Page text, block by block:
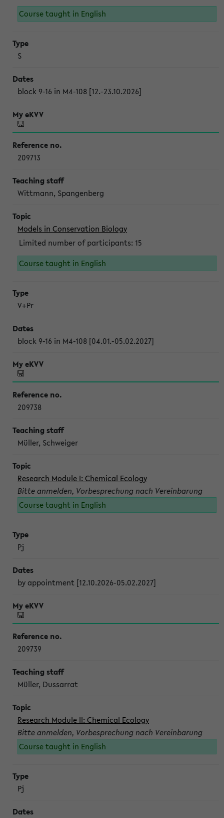
Course taught in English
S
block 9-16 in M4-108 [12.-23.10.2026]
209713
Wittmann, Spangenberg
Models in Conservation Biology
Limited number of participants: 15
Course taught in English
V+Pr
block 9-16 in M4-108 [04.01.-05.02.2027]
209738
Müller, Schweiger
Research Module I: Chemical Ecology
Bitte anmelden, Vorbesprechung nach Vereinbarung
Course taught in English
Pj
by appointment [12.10.2026-05.02.2027]
209739
Müller, Dussarrat
Research Module II: Chemical Ecology
Bitte anmelden, Vorbesprechung nach Vereinbarung
Course taught in English
Pj